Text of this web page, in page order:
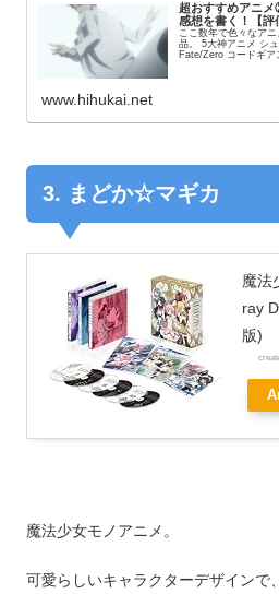
超おすすめアニ
感想を書く！【評
ここ数年で色々なア
品。 5大神アニメ シ
Fate/Zero コードギア
www.hihukai.net
3. まどか☆マギカ
魔法
ray
版)
魔法少女モノアニメ。
可愛らしいキャラクターデザインで